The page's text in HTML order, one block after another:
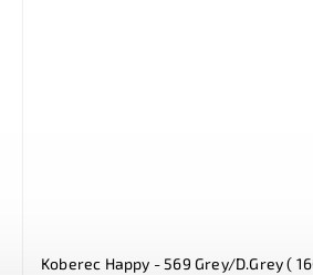
Koberec Happy - 569 Grey/D.Grey (